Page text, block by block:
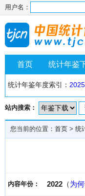
用户名：
首页 统计年鉴
统计年鉴年度索引： 2025
站内搜索：
您当前的位置： 首页 > 统
内容年份： 2022 （为